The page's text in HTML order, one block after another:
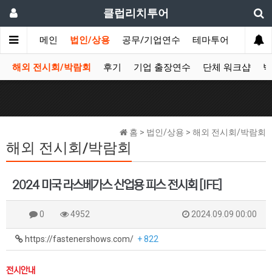
클럽리치투어
메인 법인/상용 공무/기업연수 테마투어 데이투
해외 전시회/박람회 후기 기업 출장연수 단체 워크샵
홈 > 법인/상용 > 해외 전시회/박람회
해외 전시회/박람회
2024 미국 라스베가스 산업용 피스 전시회 [IFE]
0 4952 2024.09.09 00:00
https://fastenershows.com/ + 822
전시안내